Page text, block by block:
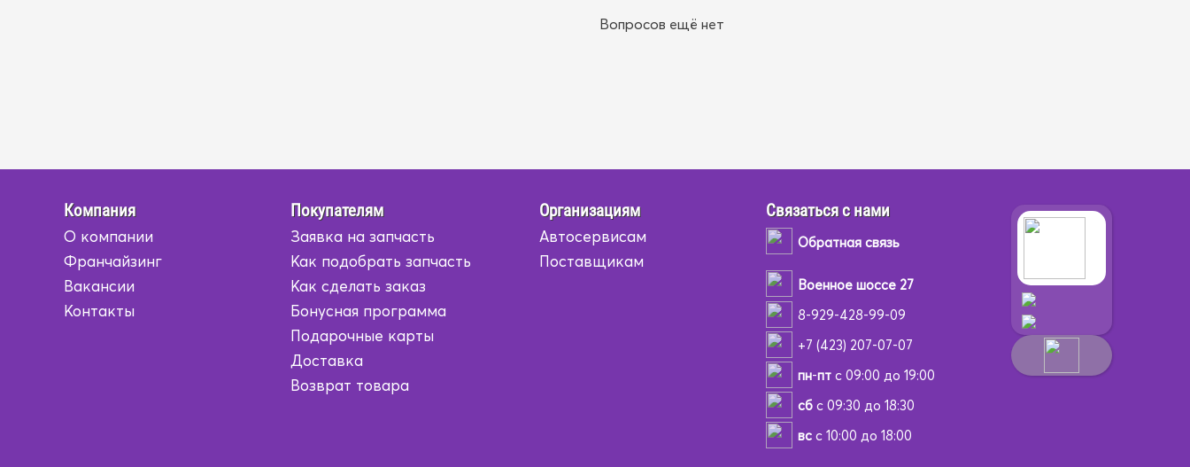
Вопросов ещё нет
Компания
О компании
Франчайзинг
Вакансии
Контакты
Покупателям
Заявка на запчасть
Как подобрать запчасть
Как сделать заказ
Бонусная программа
Подарочные карты
Доставка
Возврат товара
Организациям
Автосервисам
Поставщикам
Связаться с нами
Обратная связь
Военное шоссе 27
8-929-428-99-09
+7 (423) 207-07-07
пн-птс 09:00 до 19:00
сбс 09:30 до 18:30
всс 10:00 до 18:00